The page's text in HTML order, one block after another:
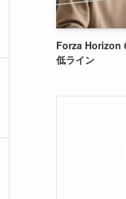
Forza Horizon
低ライン